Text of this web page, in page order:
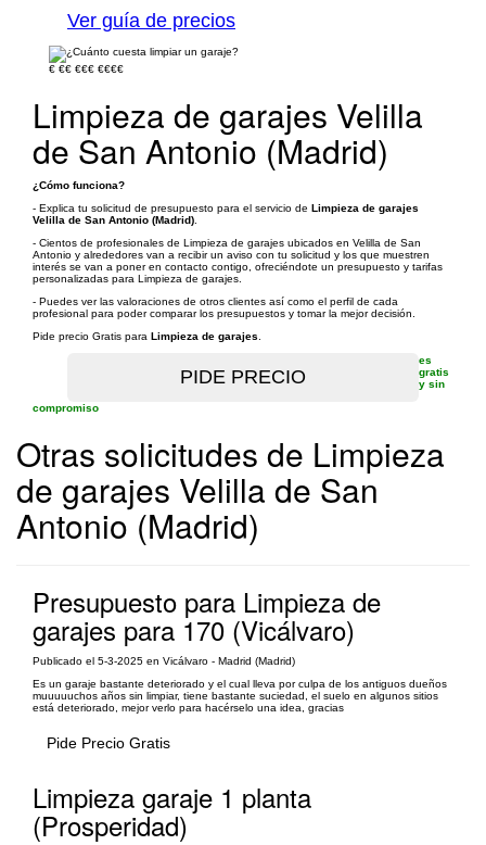
Ver guía de precios
€ €€ €€€ €€€€
Limpieza de garajes Velilla
de San Antonio (Madrid)
¿Cómo funciona?
- Explica tu solicitud de presupuesto para el servicio de Limpieza de garajes
Velilla de San Antonio (Madrid)
- Cientos de profesionales de Limpieza de garajes ubicados en Velilla de San
Antonio y alrededores van a recibir un aviso con tu solicitud y los que muestren
interés se van a poner en contacto contigo, ofreciéndote un presupuesto y tarifas
personalizadas para Limpieza de garajes.
- Puedes ver las valoraciones de otros clientes así como el perfil de cada
profesional para poder comparar los presupuestos y tomar la mejor decisión.
Pide precio Gratis para Limpieza de garajes
es
gratis
y sin
compromiso
Otras solicitudes de Limpieza
de garajes Velilla de San
Antonio (Madrid)
Presupuesto para Limpieza de
garajes para 170 (Vicálvaro)
Publicado el 5-3-2025 en Vicálvaro - Madrid (Madrid)
Es un garaje bastante deteriorado y el cual lleva por culpa de los antiguos dueños
muuuuuchos años sin limpiar, tiene bastante suciedad, el suelo en algunos sitios
está deteriorado, mejor verlo para hacérselo una idea, gracias
Pide Precio Gratis
Limpieza garaje 1 planta
(Prosperidad)